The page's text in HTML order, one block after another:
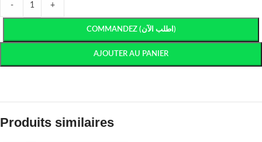
- +
COMMANDEZ (اطلب الآن)
AJOUTER AU PANIER
Produits similaires